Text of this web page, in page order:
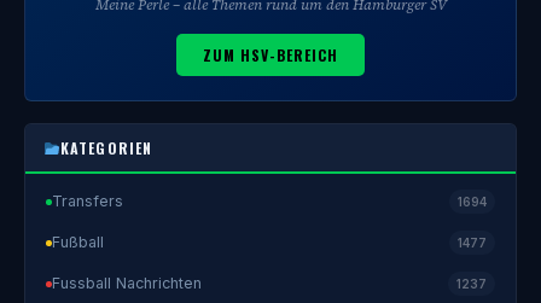
Meine Perle – alle Themen rund um den Hamburger SV
ZUM HSV-BEREICH
KATEGORIEN
Transfers 1694
Fußball 1477
Fussball Nachrichten 1237